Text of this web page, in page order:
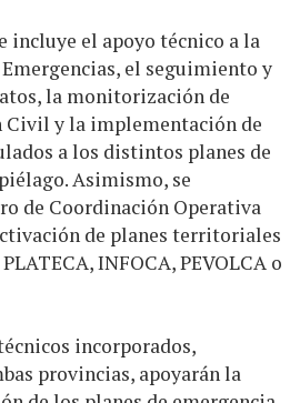
incluye el apoyo técnico a la
el seguimiento y
la monitorización de
Civil y la implementación de
a los distintos planes de
Asimismo, se
de Coordinación Operativa
de planes territoriales
INFOCA, PEVOLCA o
incorporados,
provincias, apoyarán la